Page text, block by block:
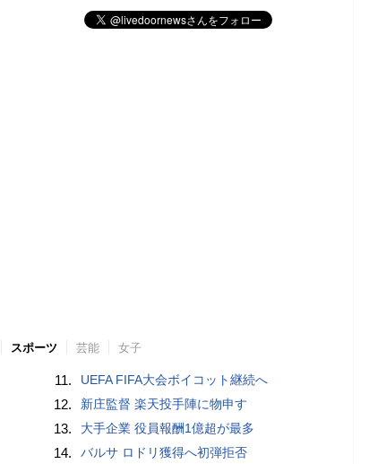
スポーツ 芸能 女子
11. UEFA FIFA大会ボイコット継続へ
12. 新庄監督 楽天投手陣に物申す
13. 大手企業 役員報酬1億超が最多
14. バルサ ロドリ獲得へ初弾拒否